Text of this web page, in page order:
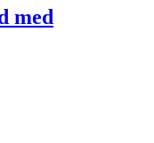
med